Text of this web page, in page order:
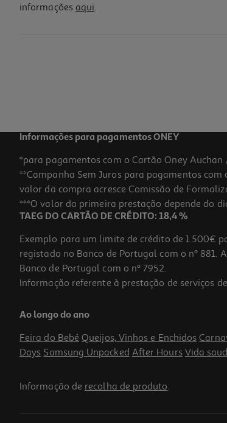
5.6 €/un
5,60 €
informações aqui.
Informações para pagamentos ONEY
*para pagamentos com o Cartão Oney Auchan
**Campanha Sem Juros para pagamentos
valor da compra acresce Comissão de
***O valor da primeira prestação depende do
TAEG DO CARTÃO DE CRÉDITO: 18,4 %
Exemplo para um limite de crédito de 1.500€
registado no Banco de Portugal com o nº
Banco de Portugal com o nº 7952.
Informação referente à prestação de serviços
Ao longo do ano
Feira do Bebé Queijos, Vinhos e Enchidos
Days Samsung Unpacked After Hours Vida
Informação de recolha de produto.